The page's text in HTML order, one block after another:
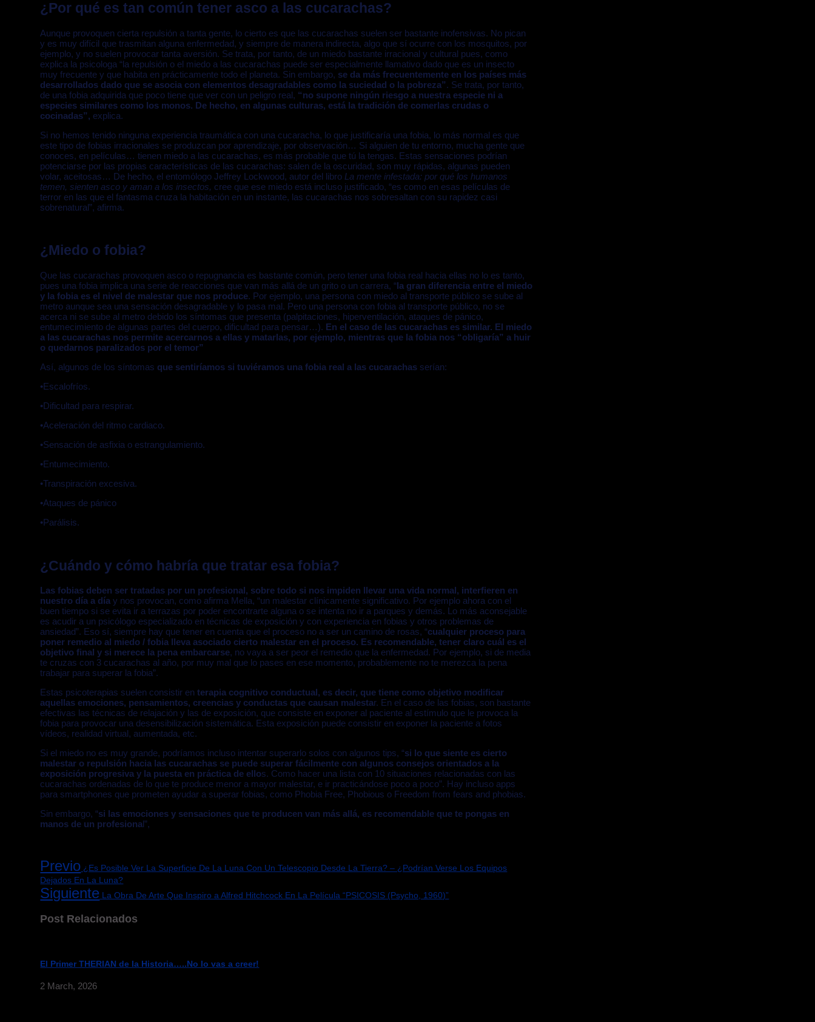
¿Por qué es tan común tener asco a las cucarachas?
Aunque provoquen cierta repulsión a tanta gente, lo cierto es que las cucarachas suelen ser bastante inofensivas. No pican
y es muy difícil que trasmitan alguna enfermedad, y siempre de manera indirecta, algo que sí ocurre con los mosquitos, por
ejemplo, y no suelen provocar tanta aversión. Se trata, por tanto, de un miedo bastante irracional y cultural pues, como
explica la psicologa “la repulsión o el miedo a las cucarachas puede ser especialmente llamativo dado que es un insecto
muy frecuente y que habita en prácticamente todo el planeta. Sin embargo, se da más frecuentemente en los países más
desarrollados dado que se asocia con elementos desagradables como la suciedad o la pobreza”. Se trata, por tanto,
de una fobia adquirida que poco tiene que ver con un peligro real, “no supone ningún riesgo a nuestra especie ni a
especies similares como los monos. De hecho, en algunas culturas, está la tradición de comerlas crudas o
cocinadas”, explica.
Si no hemos tenido ninguna experiencia traumática con una cucaracha, lo que justificaría una fobia, lo más normal es que
este tipo de fobias irracionales se produzcan por aprendizaje, por observación… Si alguien de tu entorno, mucha gente que
conoces, en películas… tienen miedo a las cucarachas, es más probable que tú la tengas. Estas sensaciones podrían
potenciarse por las propias características de las cucarachas: salen de la oscuridad, son muy rápidas, algunas pueden
volar, aceitosas… De hecho, el entomólogo Jeffrey Lockwood, autor del libro La mente infestada: por qué los humanos
temen, sienten asco y aman a los insectos, cree que ese miedo está incluso justificado, “es como en esas películas de
terror en las que el fantasma cruza la habitación en un instante, las cucarachas nos sobresaltan con su rapidez casi
sobrenatural”, afirma.
¿Miedo o fobia?
Que las cucarachas provoquen asco o repugnancia es bastante común, pero tener una fobia real hacia ellas no lo es tanto,
pues una fobia implica una serie de reacciones que van más allá de un grito o un carrera, “la gran diferencia entre el miedo
y la fobia es el nivel de malestar que nos produce. Por ejemplo, una persona con miedo al transporte público se sube al
metro aunque sea una sensación desagradable y lo pasa mal. Pero una persona con fobia al transporte público, no se
acerca ni se sube al metro debido los síntomas que presenta (palpitaciones, hiperventilación, ataques de pánico,
entumecimiento de algunas partes del cuerpo, dificultad para pensar…). En el caso de las cucarachas es similar. El miedo
a las cucarachas nos permite acercarnos a ellas y matarlas, por ejemplo, mientras que la fobia nos “obligaría” a huir
o quedarnos paralizados por el temor”
Así, algunos de los síntomas que sentiríamos si tuviéramos una fobia real a las cucarachas serían:
•Escalofríos.
•Dificultad para respirar.
•Aceleración del ritmo cardiaco.
•Sensación de asfixia o estrangulamiento.
•Entumecimiento.
•Transpiración excesiva.
•Ataques de pánico
•Parálisis.
¿Cuándo y cómo habría que tratar esa fobia?
Las fobias deben ser tratadas por un profesional, sobre todo si nos impiden llevar una vida normal, interfieren en
nuestro día a díay nos provocan, como afirma Mella, “un malestar clínicamente significativo. Por ejemplo ahora con el
buen tiempo si se evita ir a terrazas por poder encontrarte alguna o se intenta no ir a parques y demás. Lo más aconsejable
es acudir a un psicólogo especializado en técnicas de exposición y con experiencia en fobias y otros problemas de
ansiedad”. Eso sí, siempre hay que tener en cuenta que el proceso no a ser un camino de rosas, “cualquier proceso para
poner remedio al miedo / fobia lleva asociado cierto malestar en el proceso. Es recomendable, tener claro cuál es el
objetivo final y si merece la pena embarcarse, no vaya a ser peor el remedio que la enfermedad. Por ejemplo, si de media
te cruzas con 3 cucarachas al año, por muy mal que lo pases en ese momento, probablemente no te merezca la pena
trabajar para superar la fobia”.
Estas psicoterapias suelen consistir enterapia cognitivo conductual, es decir, que tiene como objetivo modificar
aquellas emociones, pensamientos, creencias y conductas que causan malestar. En el caso de las fobias, son bastante
efectivas las técnicas de relajación y las de exposición, que consiste en exponer al paciente al estímulo que le provoca la
fobia para provocar una desensibilización sistemática. Esta exposición puede consistir en exponer la paciente a fotos
vídeos, realidad virtual, aumentada, etc.
Si el miedo no es muy grande, podríamos incluso intentar superarlo solos con algunos tips, “si lo que siente es cierto
malestar o repulsión hacia las cucarachas se puede superar fácilmente con algunos consejos orientados a la
exposición progresiva y la puesta en práctica de ellos. Como hacer una lista con 10 situaciones relacionadas con las
cucarachas ordenadas de lo que te produce menor a mayor malestar, e ir practicándose poco a poco”. Hay incluso apps
para smartphones que prometen ayudar a superar fobias, como Phobia Free, Phobious o Freedom from fears and phobias.
Sin embargo, “si las emociones y sensaciones que te producen van más allá, es recomendable que te pongas en
manos de un profesional”,
Previo ¿Es Posible Ver La Superficie De La Luna Con Un Telescopio Desde La Tierra? – ¿Podrían Verse Los Equipos
Dejados En La Luna?
Siguiente La Obra De Arte Que Inspiro a Alfred Hitchcock En La Película “PSICOSIS (Psycho, 1960)”
Post Relacionados
El Primer THERIAN de la Historia…..No lo vas a creer!
2 March, 2026